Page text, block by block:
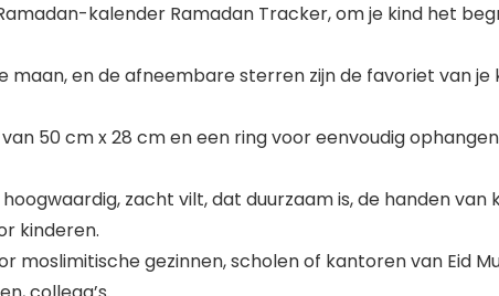
kalender Ramadan Tracker, om je kind het
en de afneembare sterren zijn de favoriet van je
50 cm x 28 cm en een ring voor eenvoudig
zacht vilt, dat duurzaam is, de handen van
kinderen.
gezinnen, scholen of kantoren van Eid